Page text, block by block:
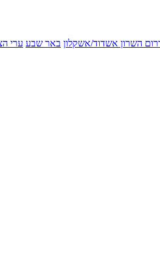
השרון אשדוד/אשקלון באר שבע ערי